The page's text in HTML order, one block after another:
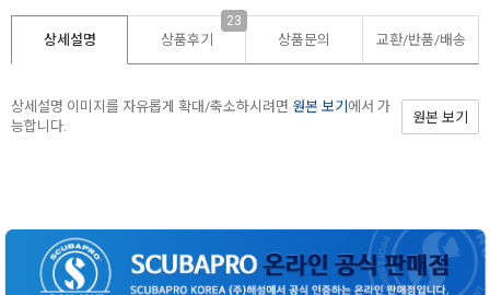
상세설명 상품후기
23
상품문의 교환/반품/배송
상세설명 이미지를 자유롭게 확대/축소하시려면 원본 보기 에서 가
능합니다.
원본 보기